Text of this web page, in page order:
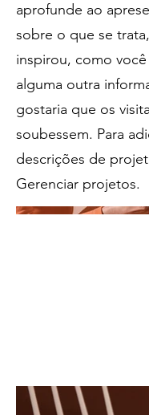
aprofunde ao
sobre o que se
inspirou, como
alguma outra
gostaria que os
soubessem. Para
descrições de
Gerenciar projetos.